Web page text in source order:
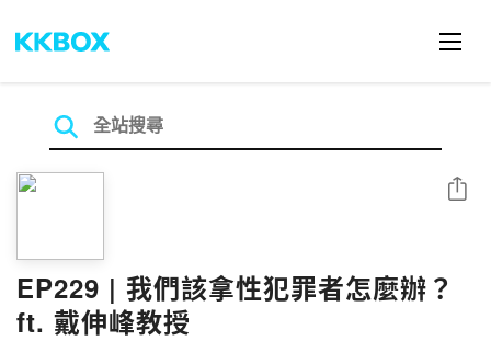
EP229 | 我們該拿性犯罪者怎麼辦？
ft. 戴伸峰教授
分享